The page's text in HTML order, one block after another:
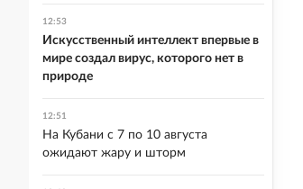
12:53
Искусственный интеллект впервые в
мире создал вирус, которого нет в
природе
12:51
На Кубани с 7 по 10 августа
ожидают жару и шторм